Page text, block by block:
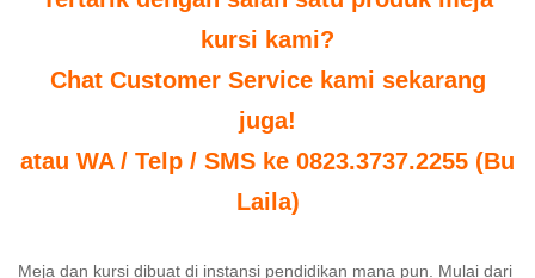
kursi kami?
Chat Customer Service kami sekarang
juga!
atau WA / Telp / SMS ke 0823.3737.2255 (Bu
Laila)
Meja dan kursi dibuat di instansi pendidikan mana pun. Mulai dari